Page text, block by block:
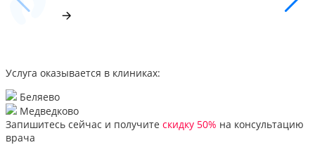
Услуга оказывается в клиниках:
Беляево
Медведково
Запишитесь сейчас и получите скидку 50% на консультацию
врача